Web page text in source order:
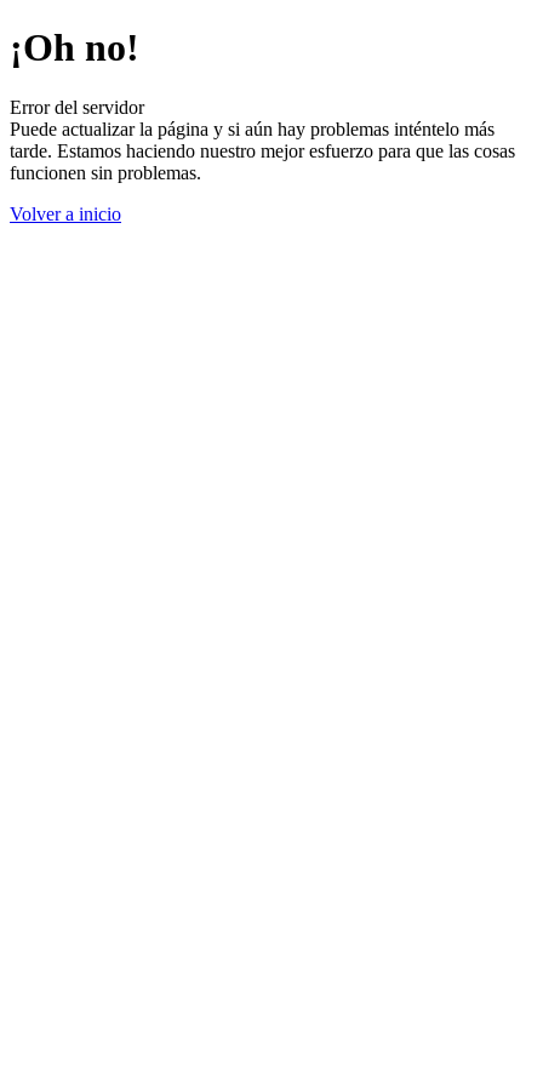
¡Oh no!
Error del servidor
Puede actualizar la página y si aún hay problemas inténtelo más
tarde. Estamos haciendo nuestro mejor esfuerzo para que las cosas
funcionen sin problemas.
Volver a inicio